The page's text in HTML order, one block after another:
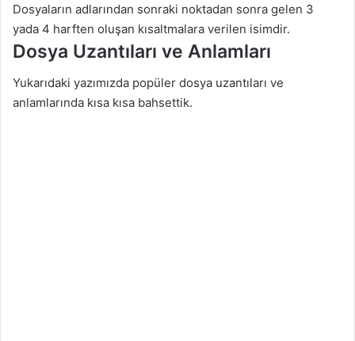
Dosyaların adlarından sonraki noktadan sonra gelen 3
yada 4 harften oluşan kısaltmalara verilen isimdir.
Dosya Uzantıları ve Anlamları
Yukarıdaki yazımızda popüler dosya uzantıları ve
anlamlarında kısa kısa bahsettik.